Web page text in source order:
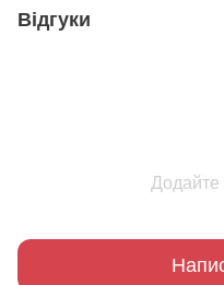
Відгуки
Додайте